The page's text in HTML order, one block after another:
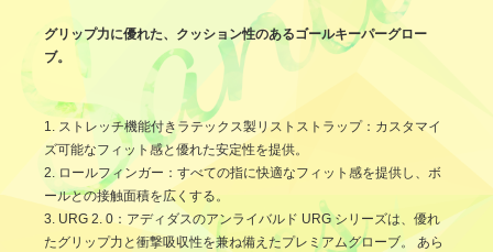
グリップ力に優れた、クッション性のあるゴールキーパーグロー
ブ。
1. ストレッチ機能付きラテックス製リストストラップ：カスタマイ
ズ可能なフィット感と優れた安定性を提供。
2. ロールフィンガー：すべての指に快適なフィット感を提供し、ボ
ールとの接触面積を広くする。
3. URG 2. 0：アディダスのアンライバルド URG シリーズは、優れ
たグリップ力と衝撃吸収性を兼ね備えたプレミアムグローブ。 あら